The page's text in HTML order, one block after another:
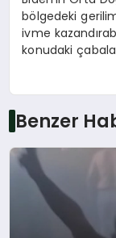
bölgedeki
ivme
konudaki
Benzer